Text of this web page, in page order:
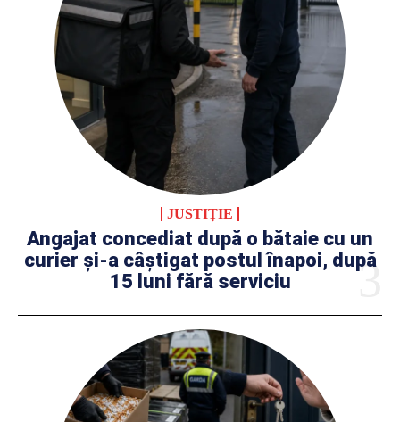
JUSTIȚIE
Angajat concediat după o bătaie cu un
curier și-a câștigat postul înapoi, după
15 luni fără serviciu